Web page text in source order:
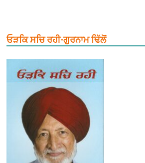
ਓੜਕਿ ਸਚਿ ਰਹੀ-ਗੁਰਨਾਮ ਢਿੱਲੋਂ